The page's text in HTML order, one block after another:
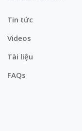
Tin tức
Videos
Tài liệu
FAQs